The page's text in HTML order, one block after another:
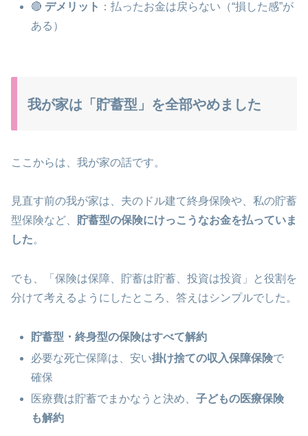
🔴 デメリット ：払ったお金は戻らない（“損した感”が
ある）
我が家は「貯蓄型」を全部やめました
ここからは、我が家の話です。
見直す前の我が家は、夫のドル建て終身保険や、私の貯蓄
型保険など、 貯蓄型の保険にけっこうなお金を払っていま
した。
でも、「保険は保障、貯蓄は貯蓄、投資は投資」と役割を
分けて考えるようにしたところ、答えはシンプルでした。
貯蓄型・終身型の保険はすべて解約
必要な死亡保障は、安い掛け捨ての収入保障保険で
確保
医療費は貯蓄でまかなうと決め、子どもの医療保険
も解約